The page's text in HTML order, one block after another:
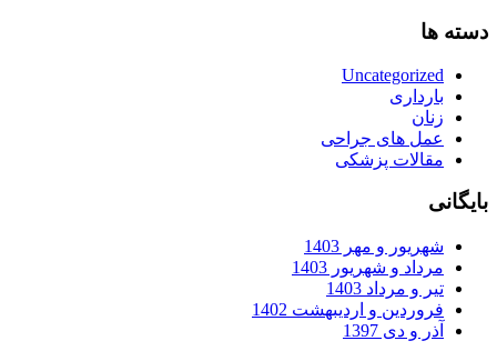
دسته ها
Uncategorized
بارداری
زنان
عمل های جراحی
مقالات پزشکی
بایگانی
شهریور و مهر 1403
مرداد و شهریور 1403
تیر و مرداد 1403
فروردین و اردیبهشت 1402
آذر و دی 1397